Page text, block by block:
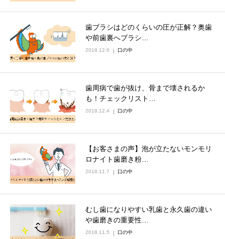
歯ブラシはどのくらいの圧が正解？奥歯
や前歯裏へブラシ…
2018.12.6 口の中
歯周病で歯が抜け、骨まで壊されるか
も！チェックリスト…
2018.12.4 口の中
【お客さまの声】泡が立たないモンモリ
ロナイト歯磨き粉…
2018.11.7 口の中
むし歯になりやすい乳歯と永久歯の違い
や歯磨きの重要性…
2018.11.5 口の中